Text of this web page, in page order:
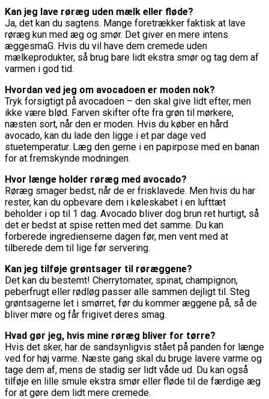
Kan jeg lave røræg uden mælk eller fløde?
Ja, det kan du sagtens. Mange foretrækker faktisk at lave
røræg kun med æg og smør. Det giver en mere intens
æggesmaG. Hvis du vil have dem cremede uden
mælkeprodukter, så brug bare lidt ekstra smør og tag dem af
varmen i god tid.
Hvordan ved jeg om avocadoen er moden nok?
Tryk forsigtigt på avocadoen – den skal give lidt efter, men
ikke være blød. Farven skifter ofte fra grøn til mørkere,
næsten sort, når den er moden. Hvis du køber en hård
avocado, kan du lade den ligge i et par dage ved
stuetemperatur. Læg den gerne i en papirpose med en banan
for at fremskynde modningen.
Hvor længe holder røræg med avocado?
Røræg smager bedst, når de er frisklavede. Men hvis du har
rester, kan du opbevare dem i køleskabet i en lufttæt
beholder i op til 1 dag. Avocado bliver dog brun ret hurtigt, så
det er bedst at spise retten med det samme. Du kan
forberede ingredienserne dagen før, men vent med at
tilberede dem til lige før servering.
Kan jeg tilføje grøntsager til røræggene?
Det kan du bestemt! Cherrytomater, spinat, champignon,
peberfrugt eller rødløg passer alle sammen dejligt til. Steg
grøntsagerne let i smørret, før du kommer æggene på, så de
bliver møre og får frigivet deres smag.
Hvad gør jeg, hvis mine røræg bliver for tørre?
Hvis det sker, har de sandsynligvis stået på panden for længe
ved for høj varme. Næste gang skal du bruge lavere varme og
tage dem af, mens de stadig ser lidt våde ud. Du kan også
tilføje en lille smule ekstra smør eller fløde til de færdige æg
for at gøre dem lidt mere cremede.